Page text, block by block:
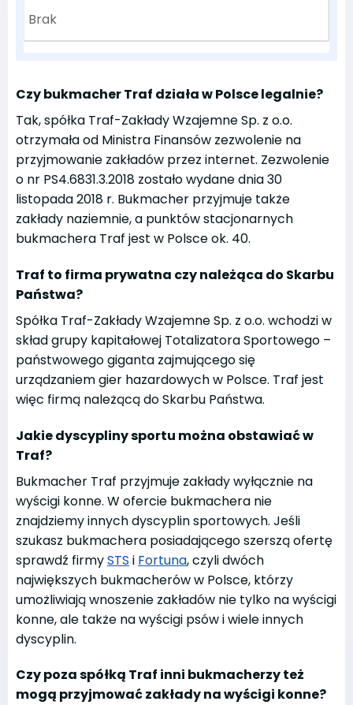
Brak
Czy bukmacher Traf działa w Polsce legalnie?
Tak, spółka Traf-Zakłady Wzajemne Sp. z o.o.
otrzymała od Ministra Finansów zezwolenie na
przyjmowanie zakładów przez internet. Zezwolenie
o nr PS4.6831.3.2018 zostało wydane dnia 30
listopada 2018 r. Bukmacher przyjmuje także
zakłady naziemnie, a punktów stacjonarnych
bukmachera Traf jest w Polsce ok. 40.
Traf to firma prywatna czy należąca do Skarbu
Państwa?
Spółka Traf-Zakłady Wzajemne Sp. z o.o. wchodzi w
skład grupy kapitałowej Totalizatora Sportowego –
państwowego giganta zajmującego się
urządzaniem gier hazardowych w Polsce. Traf jest
więc firmą należącą do Skarbu Państwa.
Jakie dyscypliny sportu można obstawiać w
Traf?
Bukmacher Traf przyjmuje zakłady wyłącznie na
wyścigi konne. W ofercie bukmachera nie
znajdziemy innych dyscyplin sportowych. Jeśli
szukasz bukmachera posiadającego szerszą ofertę
sprawdź firmySTS i Fortuna, czyli dwóch
największych bukmacherów w Polsce, którzy
umożliwiają wnoszenie zakładów nie tylko na wyścigi
konne, ale także na wyścigi psów i wiele innych
dyscyplin.
Czy poza spółką Traf inni bukmacherzy też
mogą przyjmować zakłady na wyścigi konne?